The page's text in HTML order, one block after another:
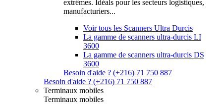
extrêmes. Idéals pour les secteurs logistiques,
manufacturiers...
Voir tous les Scanners Ultra Durcis
La gamme de scanners ultra-durcis LI
3600
La gamme de scanners ultra-durcis DS
3600
Besoin d'aide ? (+216) 71 750 887
Besoin d'aide ? (+216) 71 750 887
Terminaux mobiles
Terminaux mobiles